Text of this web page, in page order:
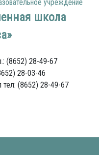
учреждение
школа
(8652) 28-49-67
28-03-46
тел: (8652) 28-49-67